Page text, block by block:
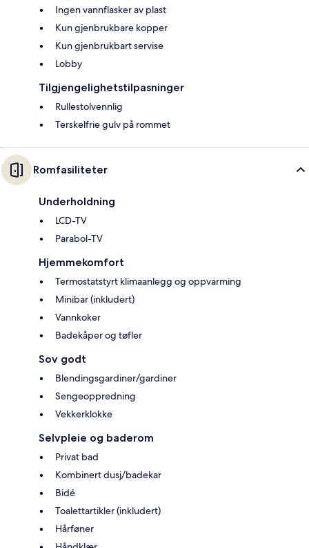
Ingen vannflasker av plast
Kun gjenbrukbare kopper
Kun gjenbrukbart servise
Lobby
Tilgjengelighetstilpasninger
Rullestolvennlig
Terskelfrie gulv på rommet
Romfasiliteter
Underholdning
LCD-TV
Parabol-TV
Hjemmekomfort
Termostatstyrt klimaanlegg og oppvarming
Minibar (inkludert)
Vannkoker
Badekåper og tøfler
Sov godt
Blendingsgardiner/gardiner
Sengeoppredning
Vekkerklokke
Selvpleie og baderom
Privat bad
Kombinert dusj/badekar
Bidé
Toalettartikler (inkludert)
Hårføner